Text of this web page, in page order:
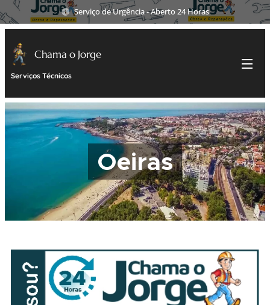
Serviço de Urgência - Aberto 24 Horas
Chama o Jorge
Serviços Técnicos
Oeiras